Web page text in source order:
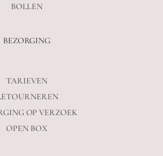
BOLLEN
BEZORGING
TARIEVEN
OP VERZOEK
OPEN BOX